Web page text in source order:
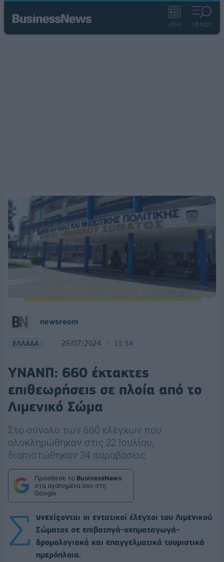
ΡΟΗ ΜΕΝΟΥ
newsroom
ΕΛΛΑΔΑ 26/07/2024 11:34
ΥΝΑΝΠ: 660 έκτακτες
επιθεωρήσεις σε πλοία από το
Λιμενικό Σώμα
Στο σύνολο των 660 ελέγχων που
ολοκληρώθηκαν στις 22 Ιουλίου,
διαπιστώθηκαν 34 παραβάσεις.
Πρόσθεσε το BusinessNews
στα αγαπημένα σου στη
Google
Σ
υνεχίζονται οι εντατικοί έλεγχοι του Λιμενικού
Σώματος σε επιβατηγά-οχηματαγωγά-
δρομολογιακά και επαγγελματικά τουριστικά
ημερόπλοια.